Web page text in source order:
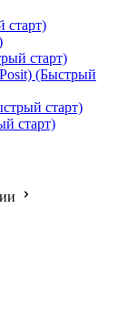
старт)
старт)
(Быстрый
старт)
старт)